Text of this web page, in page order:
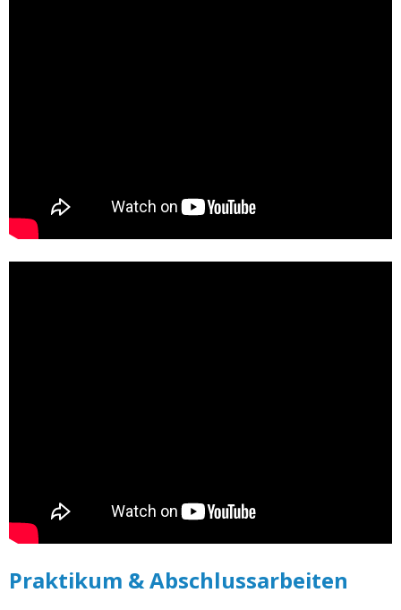
Praktikum & Abschlussarbeiten